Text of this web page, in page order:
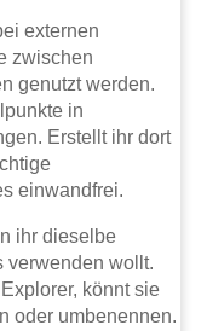
externen
zwischen
genutzt werden.
in
Erstellt ihr dort
einwandfrei.
ihr dieselbe
verwenden wollt.
könnt sie
oder umbenennen.